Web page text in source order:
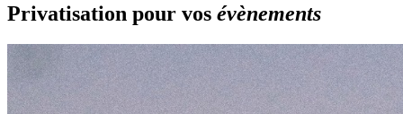
Privatisation pour vos évènements